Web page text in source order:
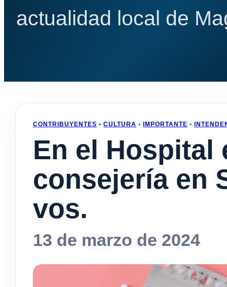
actualidad local de
CONTRIBUYENTES • CULTURA • IMPORTANTE •
En el Hospital
consejería en
vos.
13 de marzo de 2024